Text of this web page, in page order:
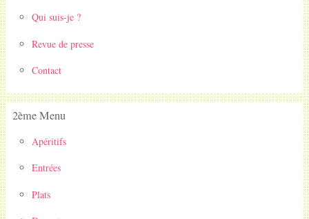
Qui suis-je ?
Revue de presse
Contact
2ème Menu
Apéritifs
Entrées
Plats